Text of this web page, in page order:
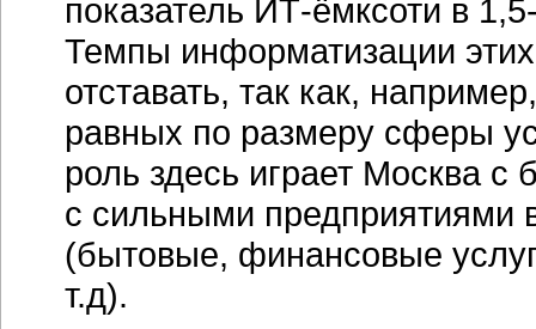
показатель ИТ-ёмксоти в
Темпы информатизации этих
отставать, так как,
равных по размеру сферы
роль здесь играет Москва с
с сильными предприятиями
(бытовые, финансовые
т.д).